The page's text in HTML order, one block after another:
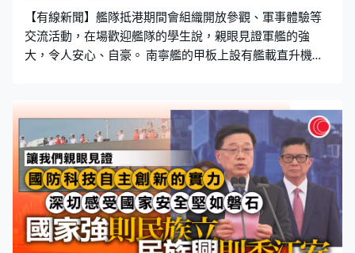
【有線新聞】艦隊抵港期間會組織開放參觀、軍事體驗等
交流活動，在場歡迎艦隊的學生說，親眼見證軍艦的強
大，令人安心、自豪。 南寧艦的甲板上設有艦載直升機機
們將開展訓練展示軍事體驗、文藝展演等一系列互動交流
活動，讓港大的港澳同胞更直觀深入了解新時代國防和軍
隊建設發展情況。」2021年入列的南寧艦是國家自主設計
建造的導彈驅逐艦，可實行區域防空、對海突擊等任務。
漢華中學學生Lucas：「可以見到船上很多設施、很多槍，
讓我感到國家發展真的很強大，可能導彈之類給予我安全
感。」香港教育工作者協會黃楚標中學學生Caspar：「見
到國家軍事發展這麼好，我覺得很安心。香港一直背靠強